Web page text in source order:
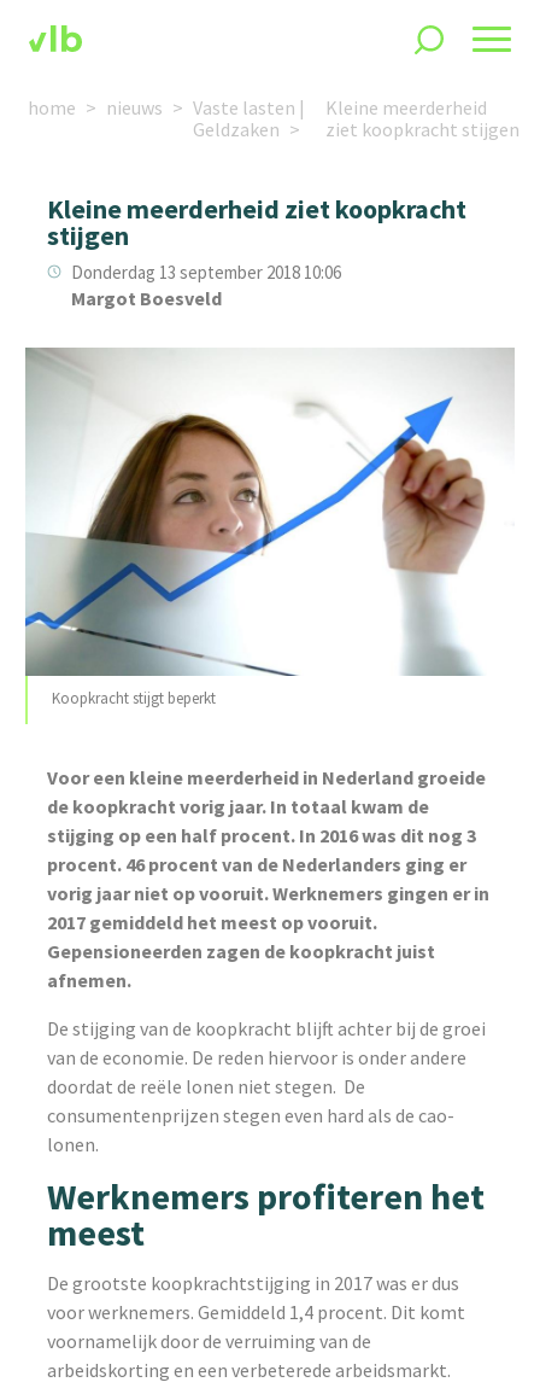
home nieuws
Vaste lasten |
Geldzaken
Kleine meerderheid
ziet koopkracht stijgen
Kleine meerderheid ziet koopkracht
stijgen
Donderdag 13 september 2018 10:06
Margot Boesveld
Koopkracht stijgt beperkt
Voor een kleine meerderheid in Nederland groeide
de koopkracht vorig jaar. In totaal kwam de
stijging op een half procent. In 2016 was dit nog 3
procent. 46 procent van de Nederlanders ging er
vorig jaar niet op vooruit. Werknemers gingen er in
2017 gemiddeld het meest op vooruit.
Gepensioneerden zagen de koopkracht juist
afnemen.
De stijging van de koopkracht blijft achter bij de groei
van de economie. De reden hiervoor is onder andere
doordat de reële lonen niet stegen. De
consumentenprijzen stegen even hard als de cao-
lonen.
Werknemers profiteren het
meest
De grootste koopkrachtstijging in 2017 was er dus
voor werknemers. Gemiddeld 1,4 procent. Dit komt
voornamelijk door de verruiming van de
arbeidskorting en een verbeterede arbeidsmarkt.